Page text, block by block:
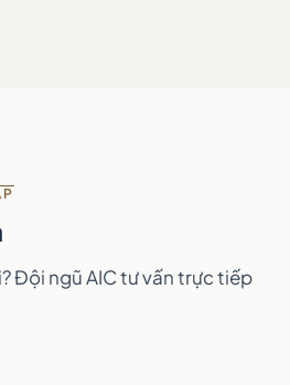
Đội ngũ AIC tư vấn trực tiếp